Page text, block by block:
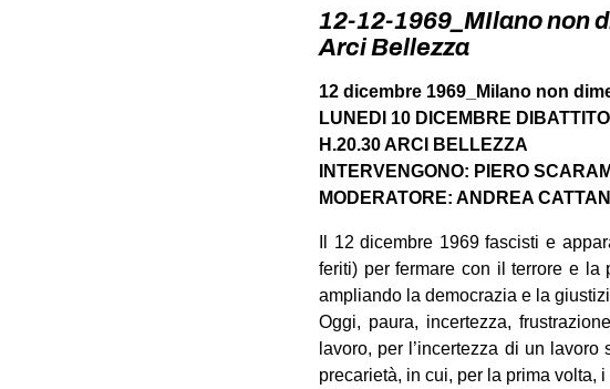
12-12-1969_MIlano non
Arci Bellezza
12 dicembre 1969_Milano non
LUNEDI 10 DICEMBRE
H.20.30 ARCI BELLEZZA
INTERVENGONO: PIERO
MODERATORE: ANDREA
Il 12 dicembre 1969 fascisti e
feriti) per fermare con il terrore e la
ampliando la democrazia e la
Oggi, paura, incertezza,
lavoro, per l’incertezza di un
precarietà, in cui, per la prima volta,